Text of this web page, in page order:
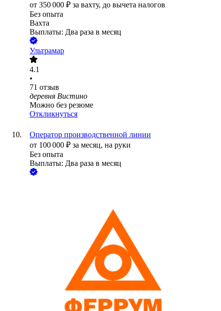
от 350 000 ₽ за вахту, до вычета налогов
Без опыта
Вахта
Выплаты: Два раза в месяц
Ультрамар
4.1
•
71 отзыв
деревня Вистино
Можно без резюме
Откликнуться
Оператор производственной линии
от 100 000 ₽ за месяц, на руки
Без опыта
Выплаты: Два раза в месяц